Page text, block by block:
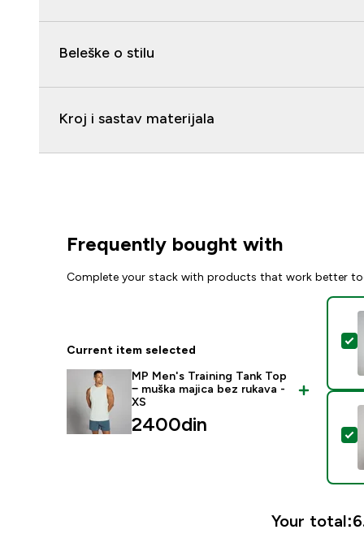
Beleške o stilu
Kroj i sastav materijala
Frequently bought with
Complete your stack with products that work better
Current item selected
MP Men's Training Tank Top
− muška majica bez rukava -
XS
2400din‎
Your total: